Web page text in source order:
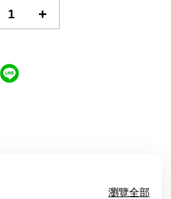
+
瀏覽全部